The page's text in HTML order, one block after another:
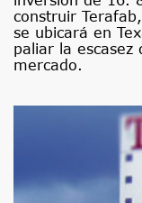
construir
se ubicará en
paliar la escasez
mercado.